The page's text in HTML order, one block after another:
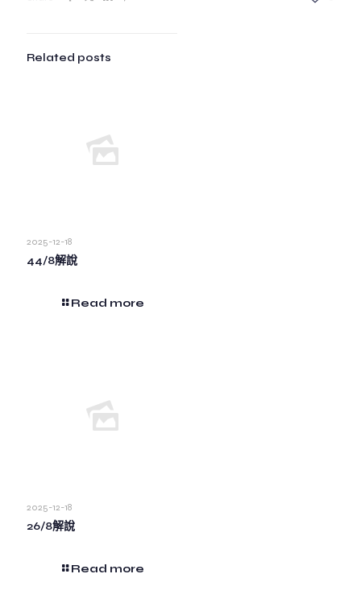
Related posts
2025-12-18
44/8解說
Read more
2025-12-18
26/8解說
Read more